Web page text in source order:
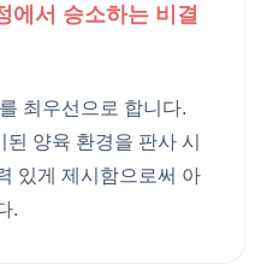
에서 승소하는 비결
를 최우선으로 합니다.
양육 환경을 판사 시
있게 제시함으로써 아
.